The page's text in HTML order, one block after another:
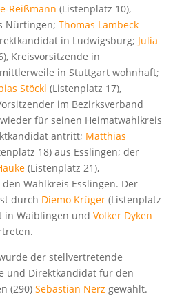
Reißmann (Listenplatz 10),
Nürtingen; Thomas Lambeck
in Ludwigsburg; Julia
Kreisvorsitzende in
in Stuttgart wohnhaft;
Stöckl (Listenplatz 17),
im Bezirksverband
für seinen Heimatwahlkreis
antritt; Matthias
18) aus Esslingen; der
(Listenplatz 21),
Wahlkreis Esslingen. Der
durch Diemo Krüger(Listenplatz
in Waiblingen und Volker Dyken
der stellvertretende
und Direktkandidat für den
(290) Sebastian Nerz gewählt.